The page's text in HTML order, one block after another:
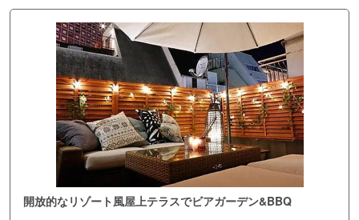
開放的なリゾート風屋上テラスでビアガーデン&BBQ